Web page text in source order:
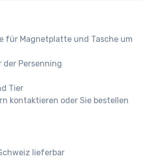
der Persenning
Tier
kontaktieren oder Sie bestellen
lieferbar